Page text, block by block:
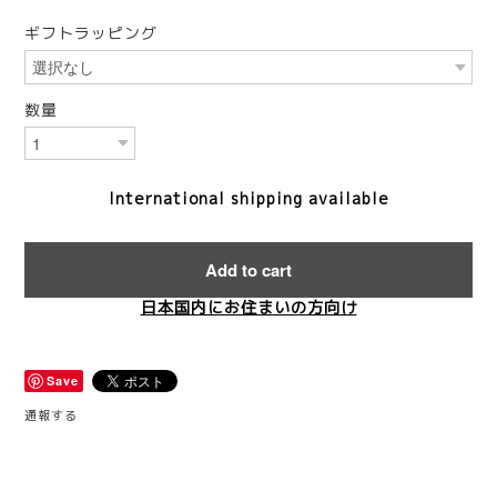
ギフトラッピング
数量
International shipping available
Add to cart
日本国内にお住まいの方向け
Save
通報する